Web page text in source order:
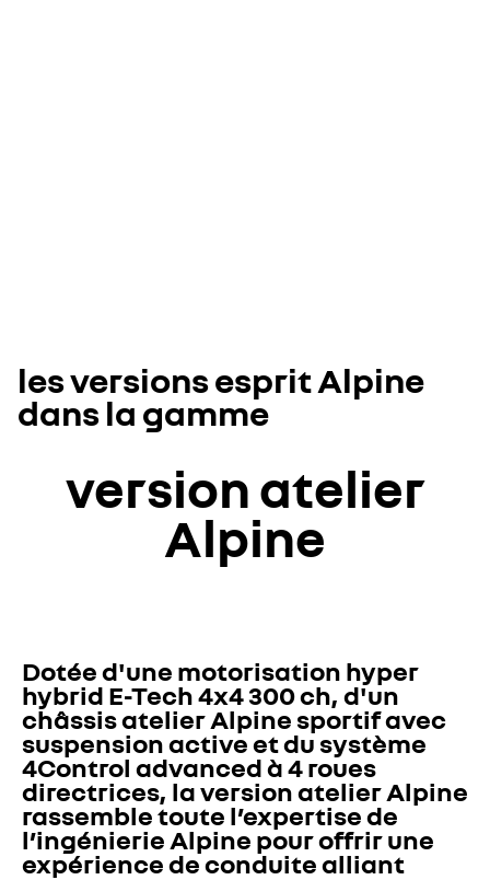
les versions esprit Alpine
dans la gamme
version atelier
Alpine
Dotée d'une motorisation hyper
hybrid E-Tech 4x4 300 ch, d'un
châssis atelier Alpine sportif avec
suspension active et du système
4Control advanced à 4 roues
directrices, la version atelier Alpine
rassemble toute l’expertise de
l’ingénierie Alpine pour offrir une
expérience de conduite alliant